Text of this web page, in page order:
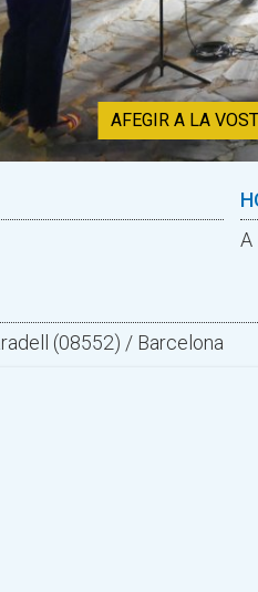
AFEGIR A LA
A
(08552) / Barcelona